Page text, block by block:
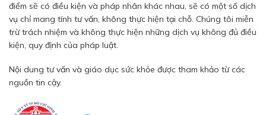
điểm sẽ có điều kiện và pháp nhân khác nhau, sẽ có một số dịch
vụ chỉ mang tính tư vấn, không thực hiện tại chỗ. Chúng tôi miễn
trừ trách nhiệm và không thực hiện những dịch vụ không đủ điều
kiện, quy định của pháp luật.
Nội dung tư vấn và giáo dục sức khỏe được tham khảo từ các
nguồn tin cậy.